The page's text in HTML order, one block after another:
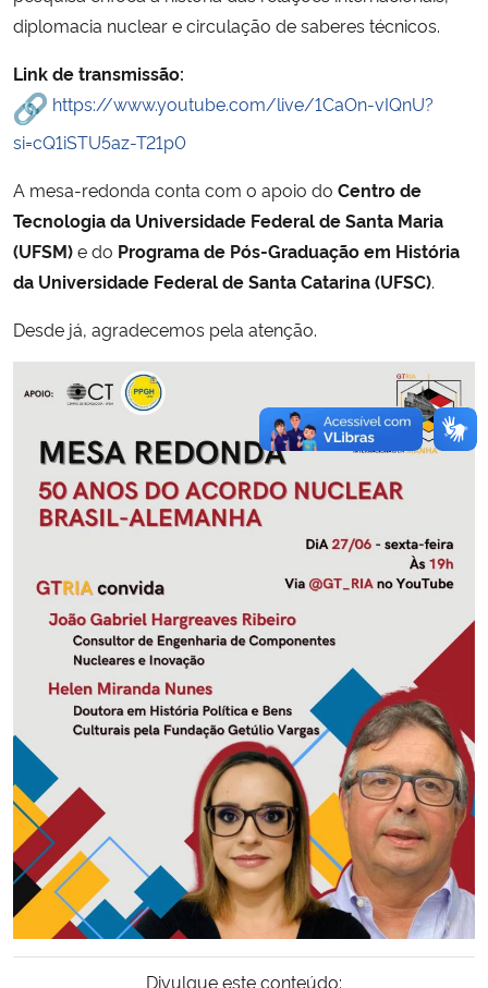
diplomacia nuclear e circulação de saberes técnicos.
Link de transmissão:
https://www.youtube.com/live/1CaOn-vIQnU?
si=cQ1iSTU5az-T21p0
A mesa-redonda conta com o apoio do Centro de
Tecnologia da Universidade Federal de Santa Maria
(UFSM)e do Programa de Pós-Graduação em História
da Universidade Federal de Santa Catarina (UFSC).
Desde já, agradecemos pela atenção.
Divulgue este conteúdo: